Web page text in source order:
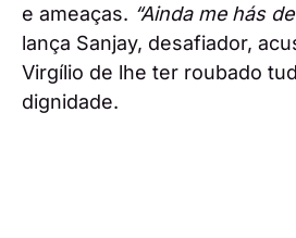
e ameaças. “Ainda me hás
lança Sanjay, desafiador,
Virgílio de lhe ter roubado
dignidade.